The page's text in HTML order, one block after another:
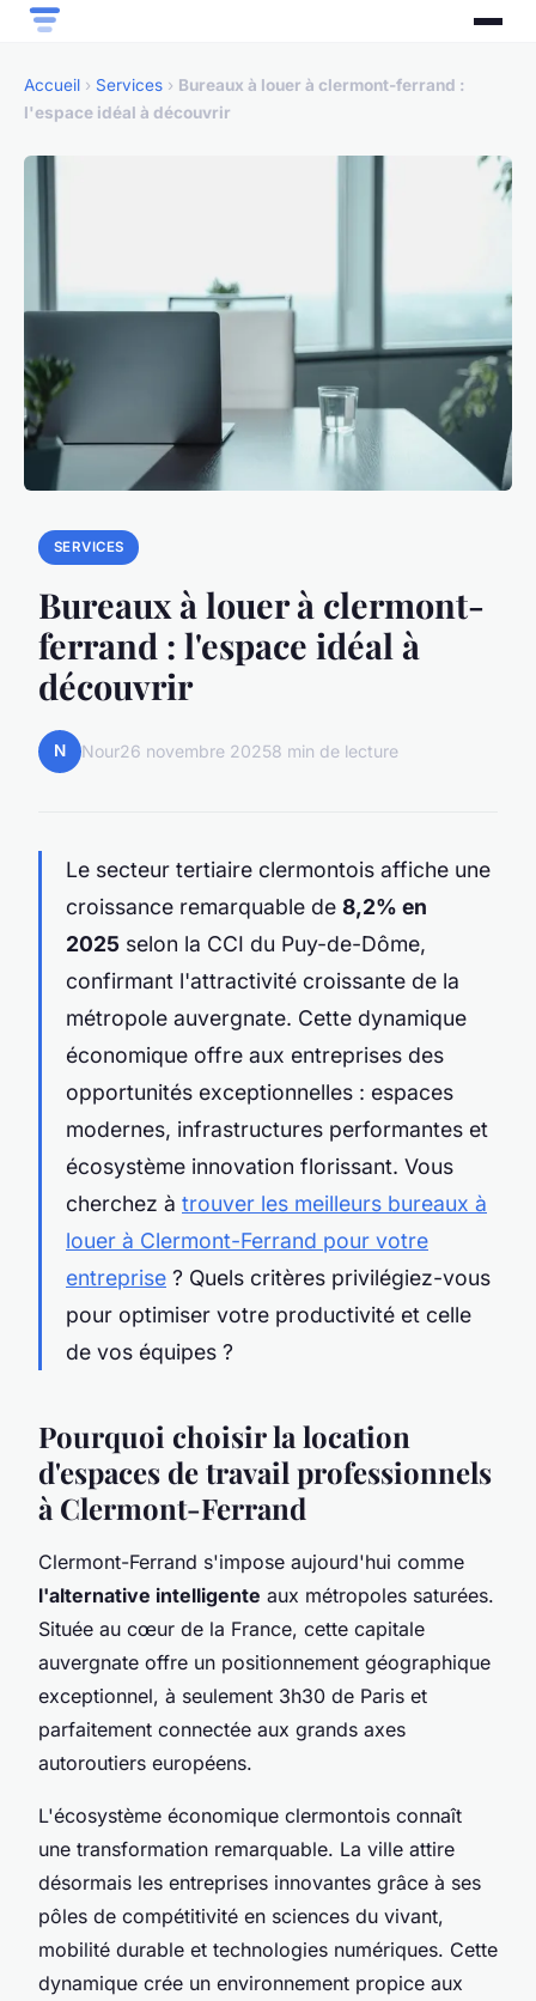
Accueil › Services › Bureaux à louer à clermont-ferrand :
l'espace idéal à découvrir
SERVICES
Bureaux à louer à clermont-
ferrand : l'espace idéal à
découvrir
N Nour26 novembre 20258 min de lecture
Le secteur tertiaire clermontois affiche une
croissance remarquable de 8,2% en
2025 selon la CCI du Puy-de-Dôme,
confirmant l'attractivité croissante de la
métropole auvergnate. Cette dynamique
économique offre aux entreprises des
opportunités exceptionnelles : espaces
modernes, infrastructures performantes et
écosystème innovation florissant. Vous
cherchez à trouver les meilleurs bureaux à
louer à Clermont-Ferrand pour votre
entreprise ? Quels critères privilégiez-vous
pour optimiser votre productivité et celle
de vos équipes ?
Pourquoi choisir la location
d'espaces de travail professionnels
à Clermont-Ferrand
Clermont-Ferrand s'impose aujourd'hui comme
l'alternative intelligente aux métropoles saturées.
Située au cœur de la France, cette capitale
auvergnate offre un positionnement géographique
exceptionnel, à seulement 3h30 de Paris et
parfaitement connectée aux grands axes
autoroutiers européens.
L'écosystème économique clermontois connaît
une transformation remarquable. La ville attire
désormais les entreprises innovantes grâce à ses
pôles de compétitivité en sciences du vivant,
mobilité durable et technologies numériques. Cette
dynamique crée un environnement propice aux